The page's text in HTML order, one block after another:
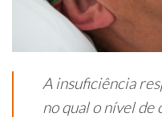
A insuficiência
no qual o nível de